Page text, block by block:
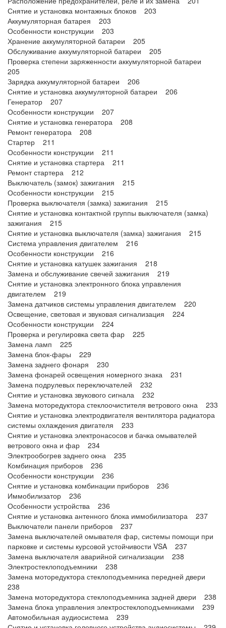
Снятие и установка монтажных блоков 203
Аккумуляторная батарея 203
Особенности конструкции 203
Хранение аккумуляторной батареи 205
Обслуживание аккумуляторной батареи 205
Проверка степени заряженности аккумуляторной батареи
205
Зарядка аккумуляторной батареи 206
Снятие и установка аккумуляторной батареи 206
Генератор 207
Особенности конструкции 207
Снятие и установка генератора 208
Ремонт генератора 208
Стартер 211
Особенности конструкции 211
Снятие и установка стартера 211
Ремонт стартера 212
Выключатель (замок) зажигания 215
Особенности конструкции 215
Проверка выключателя (замка) зажигания 215
Снятие и установка контактной группы выключателя (замка)
зажигания 215
Снятие и установка выключателя (замка) зажигания 215
Система управления двигателем 216
Особенности конструкции 216
Снятие и установка катушек зажигания 218
Замена и обслуживание свечей зажигания 219
Снятие и установка электронного блока управления
двигателем 219
Замена датчиков системы управления двигателем 220
Освещение, световая и звуковая сигнализация 224
Особенности конструкции 224
Проверка и регулировка света фар 225
Замена ламп 225
Замена блок-фары 229
Замена заднего фонаря 230
Замена фонарей освещения номерного знака 231
Замена подрулевых переключателей 232
Снятие и установка звукового сигнала 232
Замена моторедуктора стеклоочистителя ветрового окна 233
Снятие и установка электродвигателя вентилятора радиатора
системы охлаждения двигателя 233
Снятие и установка электронасосов и бачка омывателей
ветрового окна и фар 234
Электрообогрев заднего окна 235
Комбинация приборов 236
Особенности конструкции 236
Снятие и установка комбинации приборов 236
Иммобилизатор 236
Особенности устройства 236
Снятие и установка антенного блока иммобилизатора 237
Выключатели панели приборов 237
Замена выключателей омывателя фар, системы помощи при
парковке и системы курсовой устойчивости VSA 237
Замена выключателя аварийной сигнализации 238
Электростеклоподъемники 238
Замена моторедуктора стеклоподъемника передней двери
238
Замена моторедуктора стеклоподъемника задней двери 238
Замена блока управления электростеклоподъемниками 239
Автомобильная аудиосистема 239